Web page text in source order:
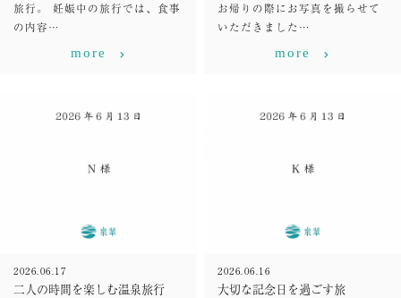
旅行。 妊娠中の旅行では、食事
の内容…
more
お帰りの際にお写真を撮らせて
いただきました…
more
2026.06.17
二人の時間を楽しむ温泉旅行
2026.06.16
大切な記念日を過ごす旅